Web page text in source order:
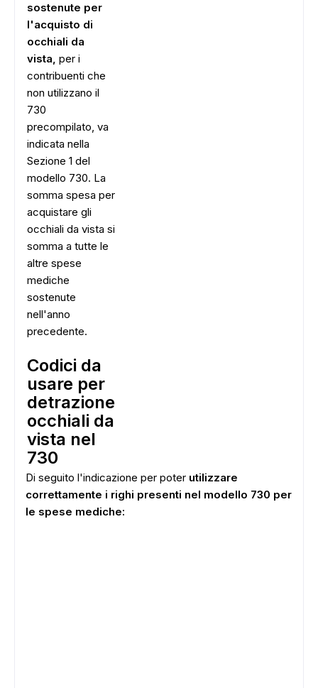
sostenute per
l'acquisto di
occhiali da
vista, per i
contribuenti che
non utilizzano il
730
precompilato, va
indicata nella
Sezione 1 del
modello 730. La
somma spesa per
acquistare gli
occhiali da vista si
somma a tutte le
altre spese
mediche
sostenute
nell'anno
precedente.
Codici da
usare per
detrazione
occhiali da
vista nel
730
Di seguito l'indicazione per poter utilizzare
correttamente i righi presenti nel modello 730 per
le spese mediche: